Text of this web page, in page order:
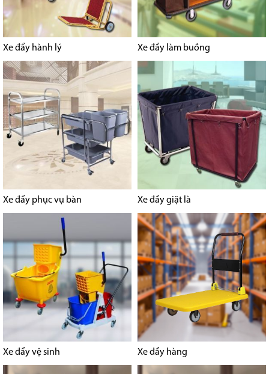
Xe đẩy hành lý Xe đẩy làm buồng
Xe đẩy phục vụ bàn Xe đẩy giặt là
Xe đẩy vệ sinh Xe đẩy hàng